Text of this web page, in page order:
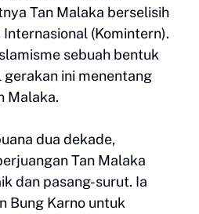
Tan Malaka berselisih
(Komintern).
sebuah bentuk
ini menentang
Malaka.
dua dekade,
Tan Malaka
dan pasang-surut. Ia
Bung Karno untuk